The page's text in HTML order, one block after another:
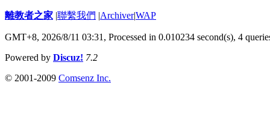
離教者之家 |聯繫我們 |Archiver|WAP
GMT+8, 2026/8/11 03:31, Processed in 0.010234 second(s), 4
Powered by Discuz! 7.2
© 2001-2009 Comsenz Inc.